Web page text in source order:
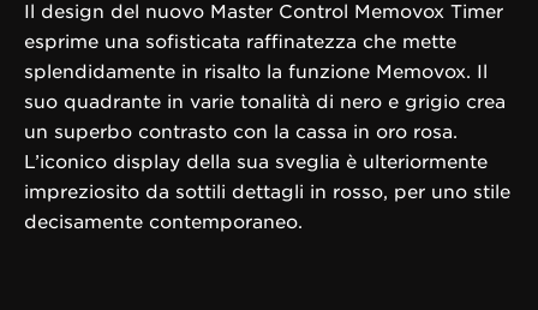
Il design del nuovo Master Control Memovox Timer
esprime una sofisticata raffinatezza che mette
splendidamente in risalto la funzione Memovox. Il
suo quadrante in varie tonalità di nero e grigio crea
un superbo contrasto con la cassa in oro rosa.
L’iconico display della sua sveglia è ulteriormente
impreziosito da sottili dettagli in rosso, per uno stile
decisamente contemporaneo.